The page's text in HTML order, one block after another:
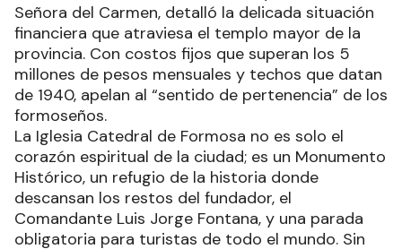
Señora del Carmen, detalló la delicada situación
financiera que atraviesa el templo mayor de la
provincia. Con costos fijos que superan los 5
millones de pesos mensuales y techos que datan
de 1940, apelan al “sentido de pertenencia” de los
formoseños.
La Iglesia Catedral de Formosa no es solo el
corazón espiritual de la ciudad; es un Monumento
Histórico, un refugio de la historia donde
descansan los restos del fundador, el
Comandante Luis Jorge Fontana, y una parada
obligatoria para turistas de todo el mundo. Sin